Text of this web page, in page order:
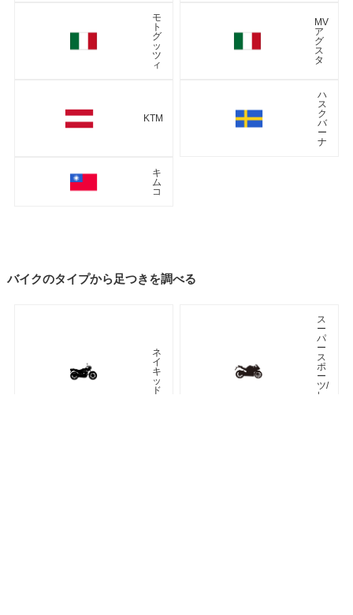
モ
ト
グ
ッ
ツ
ィ
MV
ア
グ
ス
タ
KTM
ハ
ス
ク
バ
ー
ナ
キ
ム
コ
バイクのタイプから足つきを調べる
ネ
イ
キ
ッ
ド
ス
ー
パ
ー
ス
ポ
ー
ツ/
レ